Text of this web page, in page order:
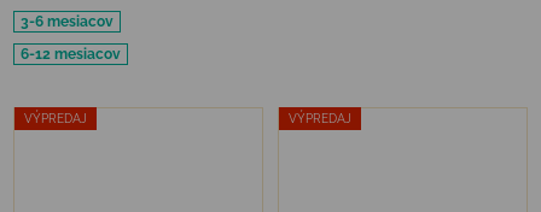
3-6 mesiacov
6-12 mesiacov
VÝPREDAJ VÝPREDAJ